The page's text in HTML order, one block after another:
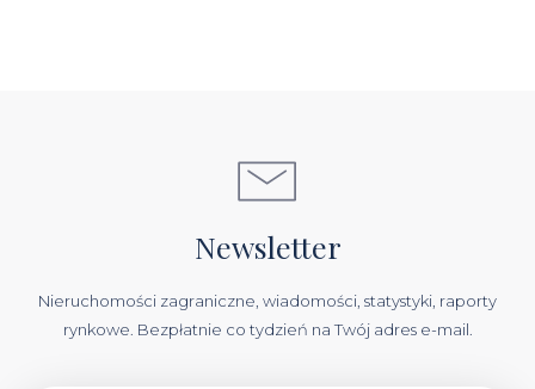
Newsletter
Nieruchomości zagraniczne, wiadomości, statystyki, raporty
rynkowe. Bezpłatnie co tydzień na Twój adres e-mail.